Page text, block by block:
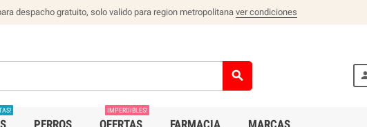
despacho gratuito, solo valido para region metropolitana ver condiciones
search
PERROS OFERTAS
IMPERDIBLES!
FARMACIA MARCAS